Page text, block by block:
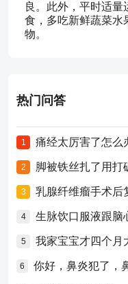
良。此外，平时适量
食，多吃新鲜蔬菜水
物。
热门问答
1 痛经太厉害了怎么
2 脚被铁丝扎了用打
3 乳腺纤维瘤手术后
4 生脉饮口服液跟脑
5 我家宝宝才四个月
6